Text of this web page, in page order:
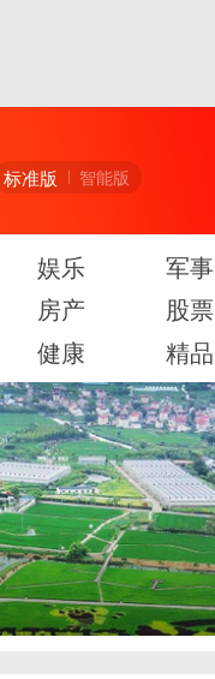
标准版 智能版
娱乐 军事
房产 股票
健康 精品
根廷总统米莱